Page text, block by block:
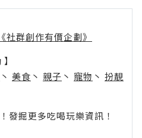
社群創作有價企劃》
丶 美食 丶 親子 丶 寵物 丶 扮靚
掘更多吃喝玩樂資訊！